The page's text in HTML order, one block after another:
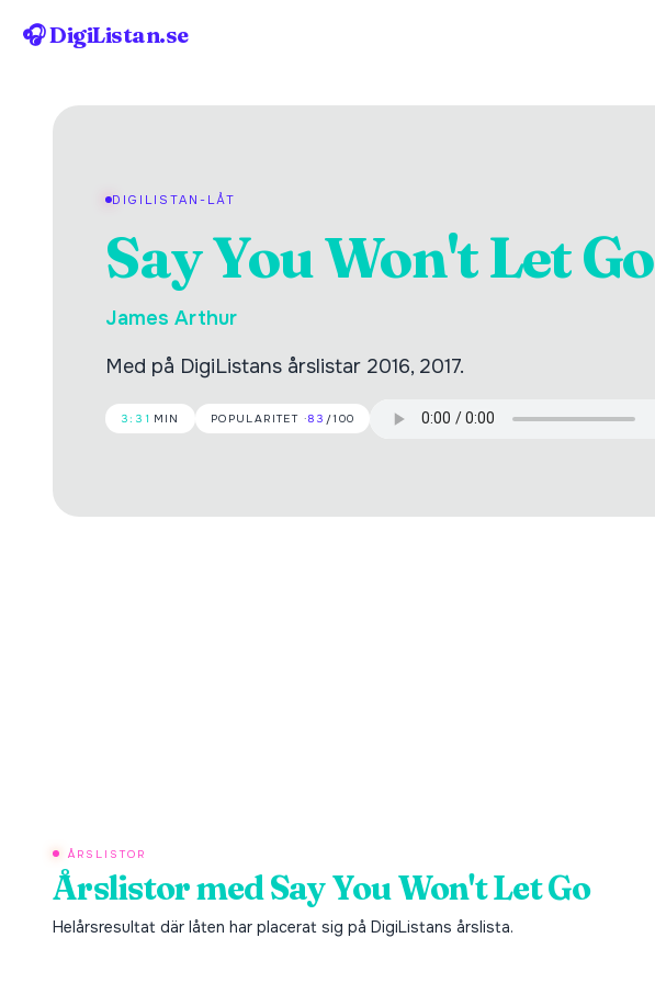
🎧 DigiListan.se
DIGILISTAN-LÅT
Say You Won't Let Go
James Arthur
Med på DigiListans årslistar 2016, 2017.
3:31 MIN POPULARITET ·83 /100
ÅRSLISTOR
Årslistor medSay You Won't Let Go
Helårsresultat där låten har placerat sig på DigiListans årslista.